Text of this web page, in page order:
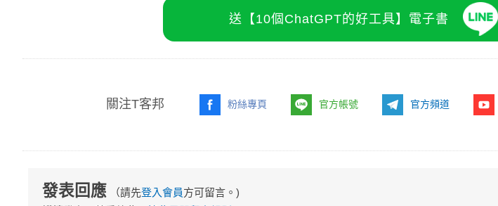
送【10個ChatGPT的好工具】電子書
關注T客邦 粉絲專頁 官方帳號 官方頻道
發表回應 （請先登入會員方可留言。)